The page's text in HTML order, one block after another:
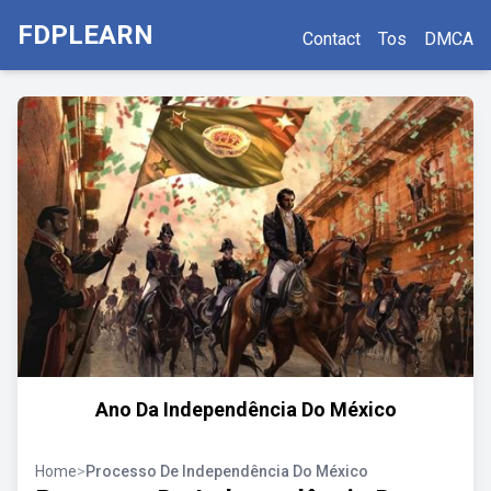
FDPLEARN Contact Tos DMCA
Ano Da Independência Do México
Home>Processo De Independência Do México